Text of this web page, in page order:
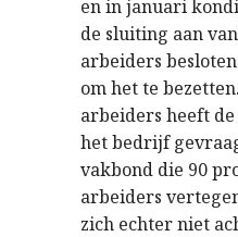
en in januari
de sluiting aan
arbeiders
om het te
arbeiders heeft
het bedrijf
vakbond die 90
arbeiders
zich echter niet